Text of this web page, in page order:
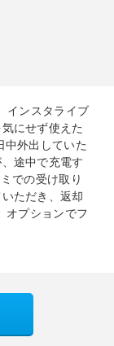
インスタライブ
にせず使えた
中外出していた
途中で充電す
での受け取り
ただき、返却
オプションでフ